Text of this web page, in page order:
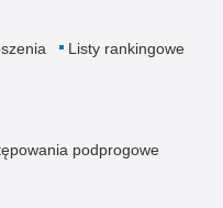
Listy rankingowe
podprogowe